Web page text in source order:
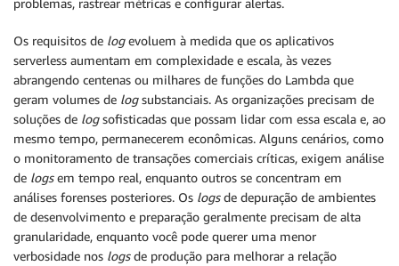
Os requisitos de logevoluem à medida que os aplicativos
serverless aumentam em complexidade e escala, às vezes
abrangendo centenas ou milhares de funções do Lambda que
geram volumes de logsubstanciais. As organizações precisam de
soluções de logsofisticadas que possam lidar com essa escala e, ao
mesmo tempo, permanecerem econômicas. Alguns cenários, como
o monitoramento de transações comerciais críticas, exigem análise
de logsem tempo real, enquanto outros se concentram em
análises forenses posteriores. Os logsde depuração de ambientes
de desenvolvimento e preparação geralmente precisam de alta
granularidade, enquanto você pode querer uma menor
verbosidade nos logsde produção para melhorar a relação